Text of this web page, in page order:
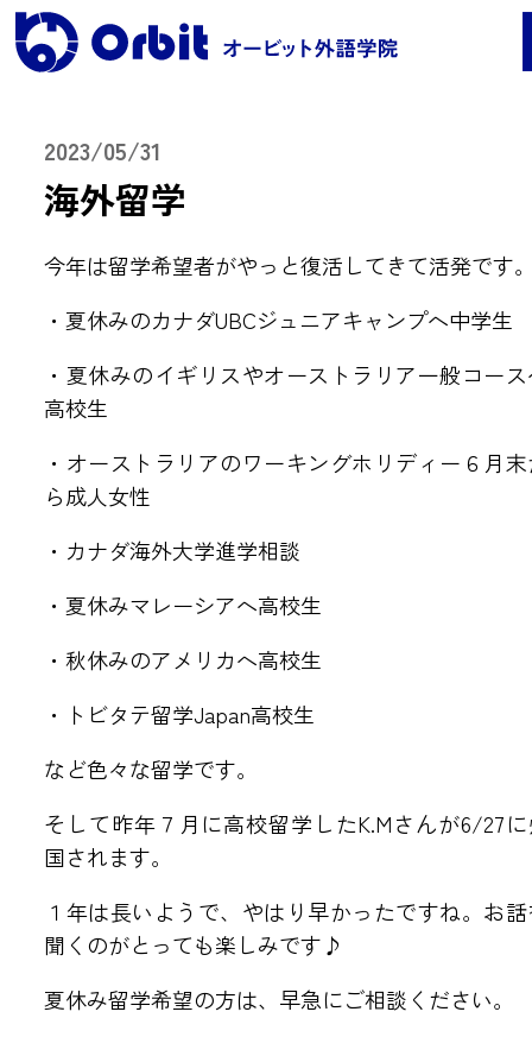
●Orbit 5つのポイント
●レッスンコース案内
●福井教室
●三国教室
●森田さくら教室
●金沢教室
●白山教室
●NEWS
●英会話 お問い合わせ
●海外留学 お問い合わせ
2023/05/31
海外留学
今年は留学希望者がやっと復活してきて活発です
・夏休みのカナダUBCジュニアキャンプへ中学生
・夏休みのイギリスやオーストラリア一般コー
高校生
・オーストラリアのワーキングホリディー６月
ら成人女性
・カナダ海外大学進学相談
・夏休みマレーシアへ高校生
・秋休みのアメリカへ高校生
・トビタテ留学Japan高校生
など色々な留学です。
そして昨年７月に高校留学したK.Mさんが6/27
国されます。
１年は長いようで、やはり早かったですね。お
聞くのがとっても楽しみです♪
夏休み留学希望の方は、早急にご相談ください。